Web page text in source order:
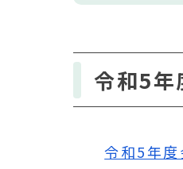
令和5年
令和5年